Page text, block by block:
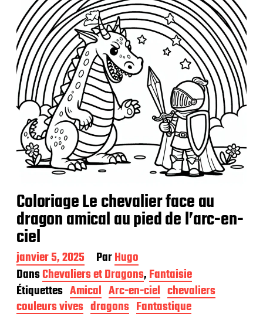
i
o
n
Coloriage Le chevalier face au
dragon amical au pied de l’arc-en-
ciel
D
a
t
e
d
e
janvier 5, 2025 ParHugo
DansChevaliers et Dragons,Fantaisie
Étiquettes Amical Arc-en-ciel chevaliers
couleurs vives dragons Fantastique